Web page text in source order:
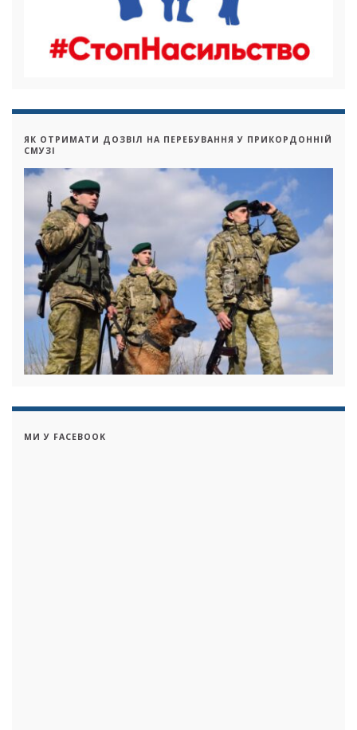
ЯК ОТРИМАТИ ДОЗВІЛ НА ПЕРЕБУВАННЯ У ПРИКОРДОННІЙ
СМУЗІ
МИ У FACEBOOK